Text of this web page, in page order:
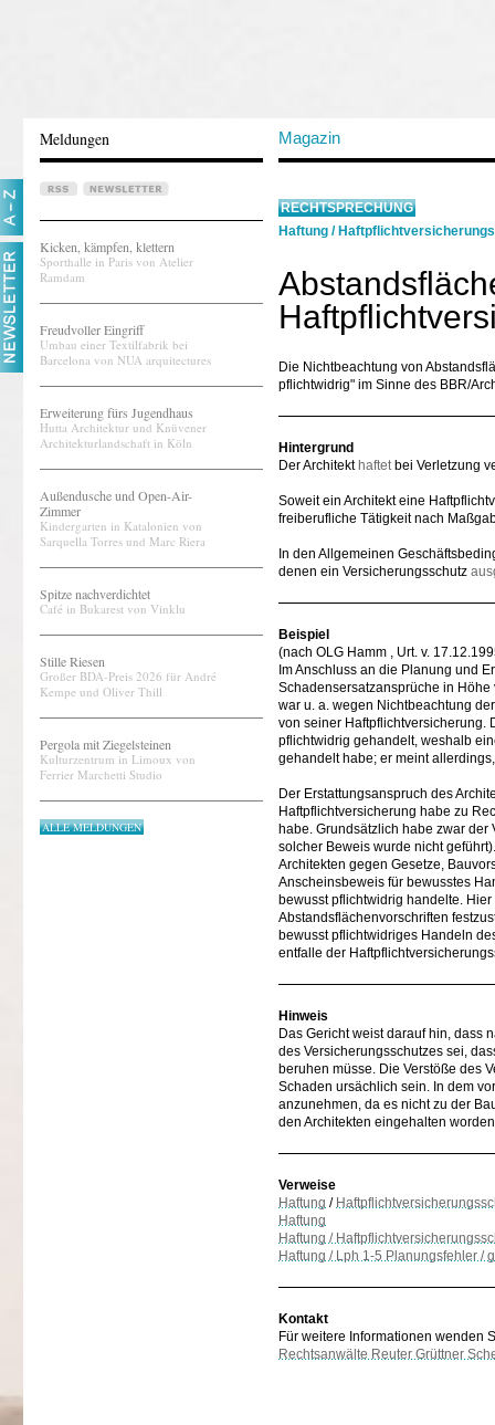
Meldungen Magazin
Kicken, kämpfen, klettern
Sporthalle in Paris von Atelier
Ramdam
Freudvoller Eingriff
Umbau einer Textilfabrik bei
Barcelona von NUA arquitectures
Erweiterung fürs Jugendhaus
Hutta Architektur und Knüvener
Architekturlandschaft in Köln
Außendusche und Open-Air-
Zimmer
Kindergarten in Katalonien von
Sarquella Torres und Marc Riera
Spitze nachverdichtet
Café in Bukarest von Vinklu
Stille Riesen
Großer BDA-Preis 2026 für André
Kempe und Oliver Thill
Pergola mit Ziegelsteinen
Kulturzentrum in Limoux von
Ferrier Marchetti Studio
ALLE MELDUNGEN
RECHTSPRECHUNG
Haftung /
Die Nichtbeachtung von
pflichtwidrig" im Sinne des BBR/
Hintergrund
Der Architekt haftetbei Verletzung
Soweit ein Architekt eine
freiberufliche Tätigkeit nach
In den Allgemeinen
denen ein Versicherungsschutz
Beispiel
(nach OLG Hamm , Urt. v.
Im Anschluss an die Planung und
Schadensersatzansprüche in
war u. a. wegen Nichtbeachtung
von seiner Haftpflichtversicherung.
pflichtwidrig gehandelt, weshalb
gehandelt habe; er meint
Der Erstattungsanspruch des
Haftpflichtversicherung habe zu
habe. Grundsätzlich habe zwar
solcher Beweis wurde nicht
Architekten gegen Gesetze,
Anscheinsbeweis für bewusstes
bewusst pflichtwidrig handelte.
Abstandsflächenvorschriften
bewusst pflichtwidriges Handeln
entfalle der
Hinweis
Das Gericht weist darauf hin, dass
des Versicherungsschutzes sei,
beruhen müsse. Die Verstöße des
Schaden ursächlich sein. In dem
anzunehmen, da es nicht zu der
den Architekten eingehalten
Verweise
Haftung /
Haftung
Haftung /
Haftung / Lph 1-5 Planungsfehler /
Kontakt
Für weitere Informationen wenden
Rechtsanwälte Reuter Grüttner